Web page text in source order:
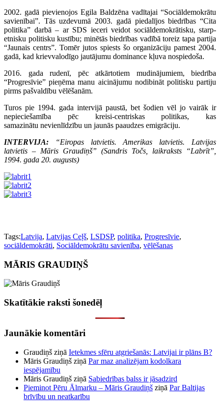
2002. gadā pievienojos Egila Baldzēna vadītajai “Sociāldemokrātu
savienībai”. Tās uzdevumā 2003. gadā piedalījos biedrības “Cita
politika” darbā – ar SDS ieceri veidot sociāldemokrātisku, starp-
etnisku politisku kustību; minētās biedrības vadībā toreiz tapa partija
“Jaunais centrs”. Tomēr jutos spiests šo organizāciju pamest 2004.
gadā, kad krievvalodīgo jautājumu dominance kļuva nospiedoša.
2016. gada rudenī, pēc atkārtotiem mudinājumiem, biedrība
“Progresīvie” pieņēma manu aicinājumu nodibināt politisku partiju
pirms pašvaldību vēlēšanām.
Turos pie 1994. gada intervijā paustā, bet šodien vēl jo vairāk ir
nepieciešamība pēc kreisi-centriskas politikas, kas
samazinātu nevienlīdzību un jaunās paaudzes emigrāciju.
INTERVIJA: “Eiropas latvietis. Amerikas latvietis. Latvijas
latvietis – Māris Graudiņš” (Sandris Točs, laikraksts “Labrīt”,
1994. gada 20. augusts)
Tags:Latvija, Latvijas Ceļš, LSDSP, politika, Progresīvie,
sociāldemokrāti, Sociāldemokrātu savienība, vēlēšanas
MĀRIS GRAUDIŅŠ
Skatītākie raksti šonedēļ
Jaunākie komentāri
Graudiņš ziņā Ietekmes sfēru atgriešanās: Latvijai ir plāns B?
Māris Graudiņš ziņā Par maz analizējam kodolkara
iespējamību
Māris Graudiņš ziņā Sabiedrības balss ir jāsadzird
Pieminot Pēru Ālmarku – Māris Graudiņš ziņā Par Baltijas
brīvību un neatkarību